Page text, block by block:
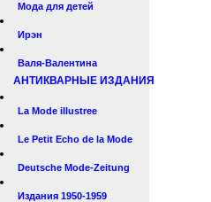
Мода для детей
Ирэн
Валя-Валентина
АНТИКВАРНЫЕ ИЗДАНИЯ
La Mode illustree
Le Petit Echo de la Mode
Deutsche Mode-Zeitung
Издания 1950-1959